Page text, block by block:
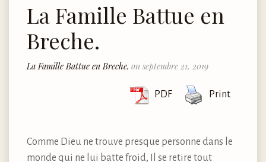
La Famille Battue en
Breche.
La Famille Battue en Breche. on septembre 21, 2019
PDF Print
Comme Dieu ne trouve presque personne dans le
monde qui ne lui batte froid, Il se retire tout